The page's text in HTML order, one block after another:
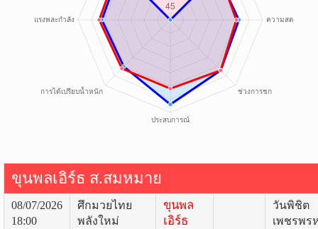
ขุนพลเอิร์ธ ส.สมหมาย
08/07/2026
18:00
ศึกมวยไทย
พลังใหม่
ขุนพล
เอิร์ธ
วันพิชิต
เพชรพร